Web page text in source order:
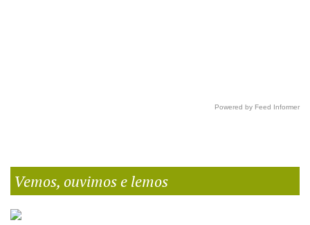
Powered by Feed Informer
Vemos, ouvimos e lemos